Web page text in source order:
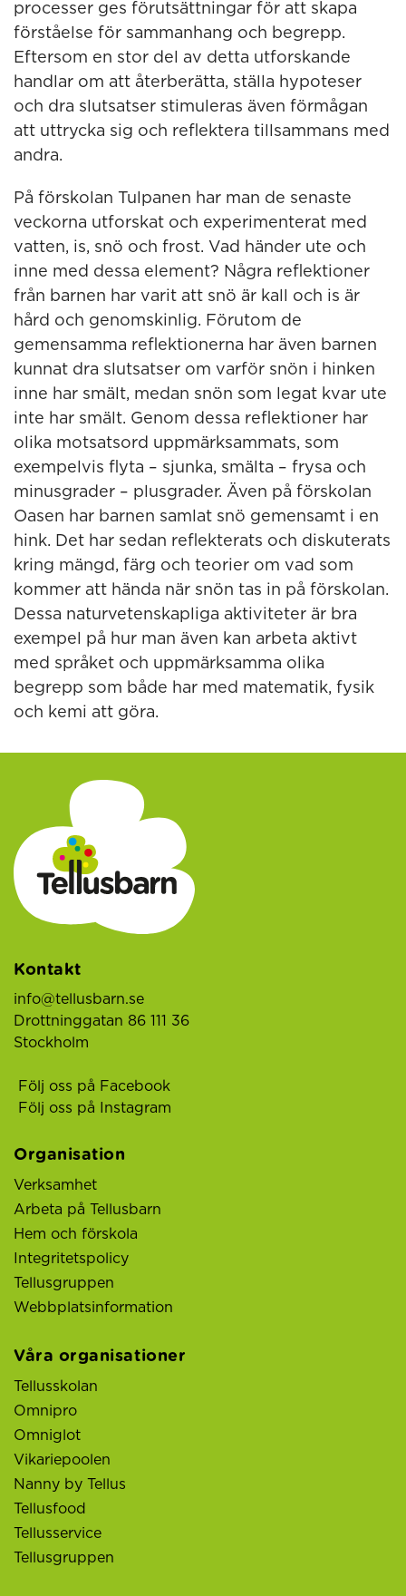
processer ges förutsättningar för att skapa
förståelse för sammanhang och begrepp.
Eftersom en stor del av detta utforskande
handlar om att återberätta, ställa hypoteser
och dra slutsatser stimuleras även förmågan
att uttrycka sig och reflektera tillsammans med
andra.
På förskolan Tulpanen har man de senaste
veckorna utforskat och experimenterat med
vatten, is, snö och frost. Vad händer ute och
inne med dessa element? Några reflektioner
från barnen har varit att snö är kall och is är
hård och genomskinlig. Förutom de
gemensamma reflektionerna har även barnen
kunnat dra slutsatser om varför snön i hinken
inne har smält, medan snön som legat kvar ute
inte har smält. Genom dessa reflektioner har
olika motsatsord uppmärksammats, som
exempelvis flyta – sjunka, smälta – frysa och
minusgrader – plusgrader. Även på förskolan
Oasen har barnen samlat snö gemensamt i en
hink. Det har sedan reflekterats och diskuterats
kring mängd, färg och teorier om vad som
kommer att hända när snön tas in på förskolan.
Dessa naturvetenskapliga aktiviteter är bra
exempel på hur man även kan arbeta aktivt
med språket och uppmärksamma olika
begrepp som både har med matematik, fysik
och kemi att göra.
Kontakt
info@tellusbarn.se
Drottninggatan 86 111 36
Stockholm
Följ oss på Facebook
Följ oss på Instagram
Organisation
Verksamhet
Arbeta på Tellusbarn
Hem och förskola
Integritetspolicy
Tellusgruppen
Webbplatsinformation
Våra organisationer
Tellusskolan
Omnipro
Omniglot
Vikariepoolen
Nanny by Tellus
Tellusfood
Tellusservice
Tellusgruppen